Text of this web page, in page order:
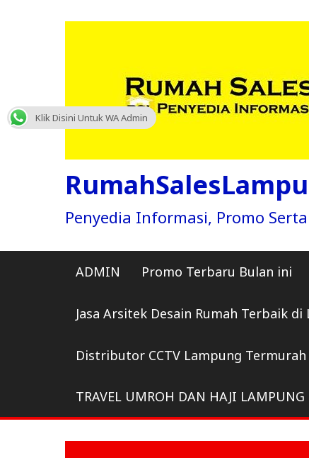
Penyedia Informasi, Promo
ADMIN Promo Terbaru Bulan ini
Jasa Arsitek Desain Rumah Terbaik di
Distributor CCTV Lampung Termurah
TRAVEL UMROH DAN HAJI LAMPUNG
Klik Disini Untuk WA Admin